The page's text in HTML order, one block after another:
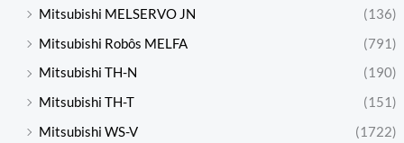
Mitsubishi MELSERVO JN
(136)
Mitsubishi Robôs MELFA
(791)
Mitsubishi TH-N
(190)
Mitsubishi TH-T
(151)
Mitsubishi WS-V
(1722)